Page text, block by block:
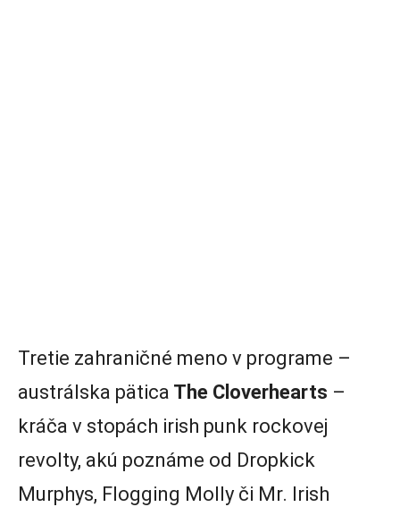
Tretie zahraničné meno v programe –
austrálska pätica The Cloverhearts –
kráča v stopách irish punk rockovej
revolty, akú poznáme od Dropkick
Murphys, Flogging Molly či Mr. Irish